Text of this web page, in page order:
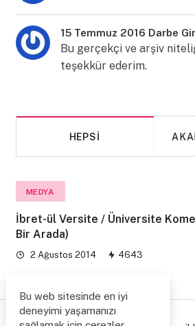
15 Temmuz 2016 Darbe
Bu gerçekçi ve arşiv
teşekkür ederim.
HEPSI
MEDYA
İbret-ül Versite / Üniversite
Bir Arada)
2 Ağustos 2014 4643
Bu web sitesinde en iyi
deneyimi yaşamanızı